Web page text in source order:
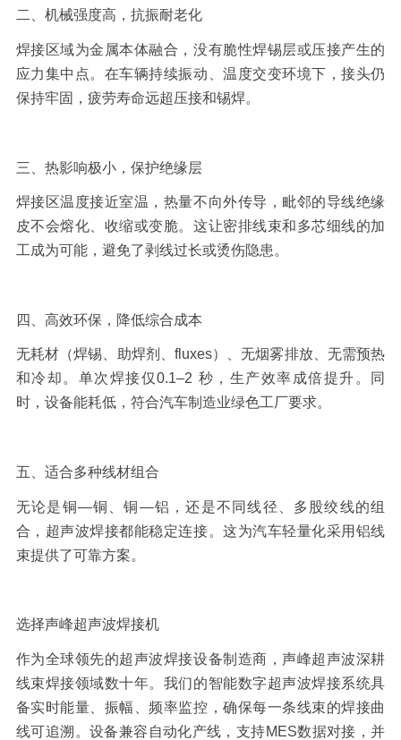
二、机械强度高，抗振耐老化
焊接区域为金属本体融合，没有脆性焊锡层或压接产生的
应力集中点。在车辆持续振动、温度交变环境下，接头仍
保持牢固，疲劳寿命远超压接和锡焊。
三、热影响极小，保护绝缘层
焊接区温度接近室温，热量不向外传导，毗邻的导线绝缘
皮不会熔化、收缩或变脆。这让密排线束和多芯细线的加
工成为可能，避免了剥线过长或烫伤隐患。
四、高效环保，降低综合成本
无耗材（焊锡、助焊剂、 fluxes）、无烟雾排放、无需预热
和冷却。单次焊接仅0.1–2 秒，生产效率成倍提升。同
时，设备能耗低，符合汽车制造业绿色工厂要求。
五、适合多种线材组合
无论是铜—铜、铜—铝，还是不同线径、多股绞线的组
合，超声波焊接都能稳定连接。这为汽车轻量化采用铝线
束提供了可靠方案。
选择声峰超声波焊接机
作为全球领先的超声波焊接设备制造商，声峰超声波深耕
线束焊接领域数十年。我们的智能数字超声波焊接系统具
备实时能量、振幅、频率监控，确保每一条线束的焊接曲
线可追溯。设备兼容自动化产线，支持MES数据对接，并